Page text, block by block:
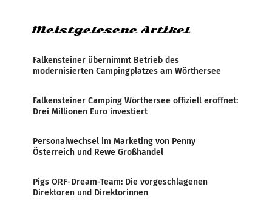
Meistgelesene Artikel
Falkensteiner übernimmt Betrieb des
modernisierten Campingplatzes am Wörthersee
Falkensteiner Camping Wörthersee offiziell eröffnet:
Drei Millionen Euro investiert
Personalwechsel im Marketing von Penny
Österreich und Rewe Großhandel
Pigs ORF-Dream-Team: Die vorgeschlagenen
Direktoren und Direktorinnen